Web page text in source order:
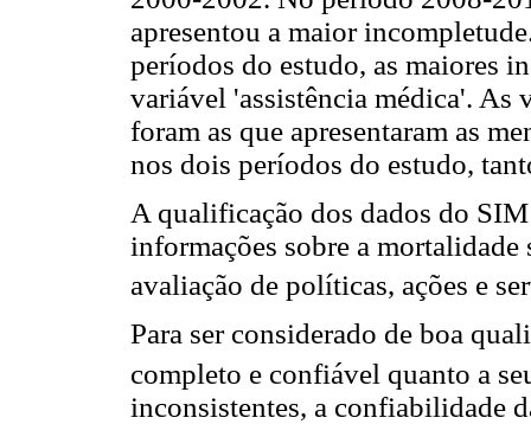
apresentou a maior
períodos do estudo, as maiores
variável 'assistência médica'. As
foram as que apresentaram as
nos dois períodos do estudo,
A qualificação dos dados do
informações sobre a
avaliação de políticas, ações e
Para ser considerado de boa
completo e confiável quanto a
inconsistentes, a confiabilidade